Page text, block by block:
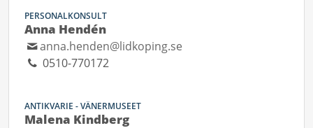
PERSONALKONSULT
Anna Hendén
anna.henden@lidkoping.se
0510-770172
ANTIKVARIE - VÄNERMUSEET
Malena Kindberg